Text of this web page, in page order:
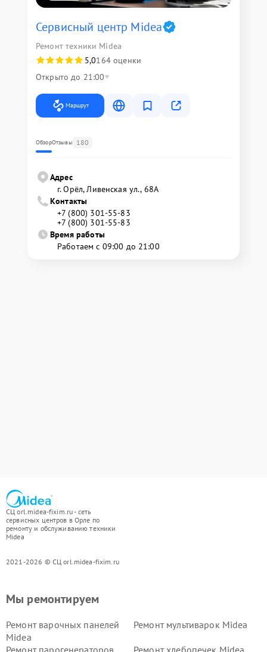
Сервисный центр Midea
Ремонт техники Midea
5,0164 оценки
Открыто до 21:00
Маршрут
ОбзорОтзывы 180
Адрес
г. Орёл, Ливенская ул., 68А
Контакты
+7 (800) 301-55-83
+7 (800) 301-55-83
Время работы
Работаем с 09:00 до 21:00
СЦ orl.midea-fixim.ru - сеть
сервисных центров в Орле по
ремонту и обслуживанию техники
Midea
2021-2026 © СЦ orl.midea-fixim.ru
Мы ремонтируем
Ремонт варочных панелей
Midea
Ремонт мультиварок Midea
Ремонт парогенераторов
Ремонт хлебопечек Midea